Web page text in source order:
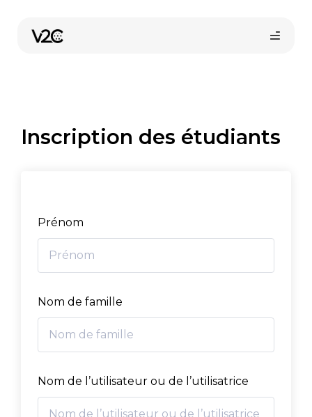
contenu
Inscription des étudiants
Prénom
Nom de famille
Nom de l’utilisateur ou de l’utilisatrice